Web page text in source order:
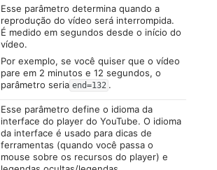
Esse parâmetro determina quando a
reprodução do vídeo será interrompida.
É medido em segundos desde o início do
vídeo.
Por exemplo, se você quiser que o vídeo
pare em 2 minutos e 12 segundos, o
parâmetro seria end=132 .
Esse parâmetro define o idioma da
interface do player do YouTube. O idioma
da interface é usado para dicas de
ferramentas (quando você passa o
mouse sobre os recursos do player) e